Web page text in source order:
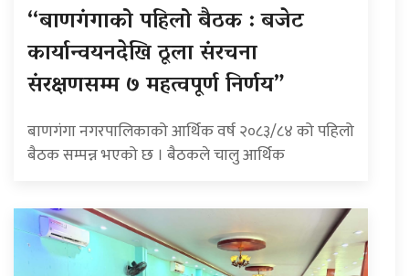
“बाणगंगाको पहिलो बैठक : बजेट
कार्यान्वयनदेखि ठूला संरचना
संरक्षणसम्म ७ महत्वपूर्ण निर्णय”
बाणगंगा नगरपालिकाको आर्थिक वर्ष २०८३/८४ को पहिलो
बैठक सम्पन्न भएको छ । बैठकले चालु आर्थिक